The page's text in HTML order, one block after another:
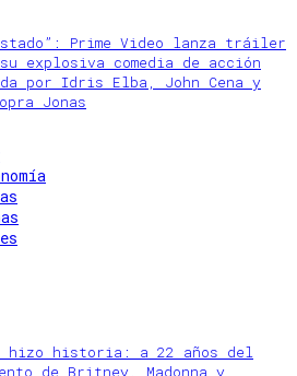
Prime Video lanza tráiler
explosiva comedia de acción
por Idris Elba, John Cena y
Jonas
hizo historia: a 22 años del
de Britney, Madonna y